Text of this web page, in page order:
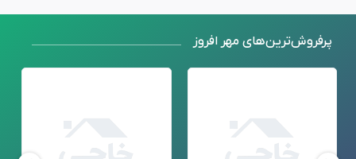
پرفروش‌ترین‌های مهر افروز